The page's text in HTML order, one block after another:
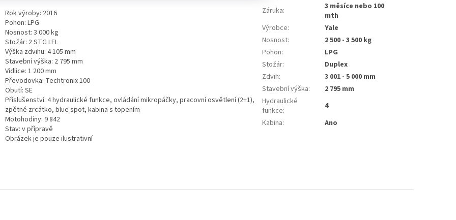
Rok výroby: 2016
Pohon: LPG
Nosnost: 3 000 kg
Stožár: 2 STG LFL
Výška zdvihu: 4 105 mm
Stavební výška: 2 795 mm
Vidlice: 1 200 mm
Převodovka: Techtronix 100
Obutí: SE
Příslušenství: 4 hydraulické funkce, ovládání mikropáčky, pracovní osvětlení (2+1),
zpětné zrcátko, blue spot, kabina s topením
Motohodiny: 9 842
Stav: v přípravě
Obrázek je pouze ilustrativní
Záruka:
3 měsíce nebo 100
mth
Výrobce:
Yale
Nosnost:
2 500 - 3 500 kg
Pohon:
LPG
Stožár:
Duplex
Zdvih:
3 001 - 5 000 mm
Stavební výška:
2 795 mm
Hydraulické
funkce:
4
Kabina: Ano